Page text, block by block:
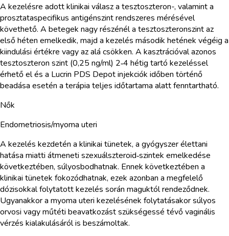
A kezelésre adott klinikai válasz a tesztoszteron-, valamint a
prosztataspecifikus antigénszint rendszeres mérésével
követhető. A betegek nagy részénél a tesztoszteronszint az
első héten emelkedik, majd a kezelés második hetének végéig a
kiindulási értékre vagy az alá csökken. A kasztrációval azonos
tesztoszteron szint (0,25 ng/ml) 2‑4 hétig tartó kezeléssel
érhető el és a Lucrin PDS Depot injekciók időben történő
beadása esetén a terápia teljes időtartama alatt fenntartható.
Nők
Endometriosis/myoma uteri
A kezelés kezdetén a klinikai tünetek, a gyógyszer élettani
hatása miatti átmeneti szexuálszteroid‑szintek emelkedése
következtében, súlyosbodhatnak. Ennek következtében a
klinikai tünetek fokozódhatnak, ezek azonban a megfelelő
dózisokkal folytatott kezelés során maguktól rendeződnek.
Ugyanakkor a myoma uteri kezelésének folytatásakor súlyos
orvosi vagy műtéti beavatkozást szükségessé tévő vaginális
vérzés kialakulásáról is beszámoltak.